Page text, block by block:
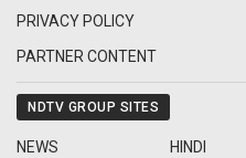
PRIVACY POLICY
PARTNER CONTENT
NDTV GROUP SITES
NEWS HINDI